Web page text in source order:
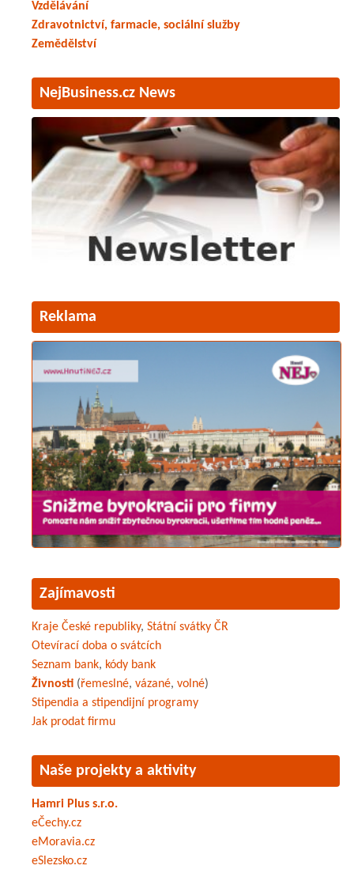
Vzdělávání
Zdravotnictví, farmacie, sociální služby
Zemědělství
NejBusiness.cz News
Reklama
Zajímavosti
Kraje České republiky, Státní svátky ČR
Otevírací doba o svátcích
Seznam bank, kódy bank
Živnosti (řemeslné, vázané, volné)
Stipendia a stipendijní programy
Jak prodat firmu
Naše projekty a aktivity
Hamri Plus s.r.o.
eČechy.cz
eMoravia.cz
eSlezsko.cz